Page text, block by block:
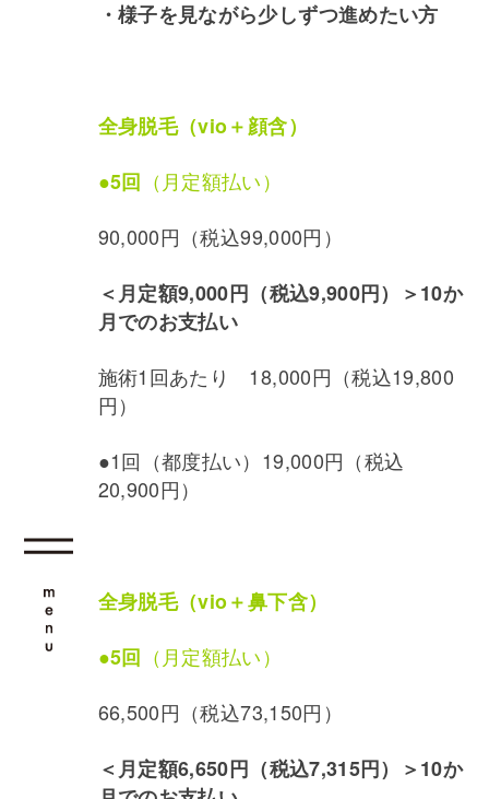
・様子を見ながら少しずつ進めたい方
全身脱毛（vio＋顔含）
●5回 （月定額払い）
90,000円（税込99,000円）
＜月定額9,000円（税込9,900円）＞10か
月でのお支払い
施術1回あたり 18,000円（税込19,800
円）
●1回（都度払い）19,000円（税込
20,900円）
全身脱毛（vio＋鼻下含）
●5回 （月定額払い）
66,500円（税込73,150円）
＜月定額6,650円（税込7,315円）＞10か